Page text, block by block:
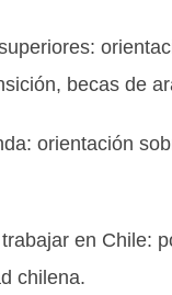
becas de
orientación
en Chile:
chilena.